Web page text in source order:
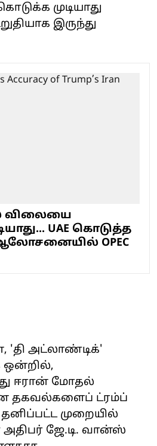
முடியாது
இருந்து
விலையை
UAE கொடுத்த
OPEC
'தி அட்லாண்டிக்'
ஒன்றில்,
ஈரான் மோதல்
தகவல்களைப் ட்ரம்ப்
தனிப்பட்ட முறையில்
ஜே.டி. வான்ஸ்